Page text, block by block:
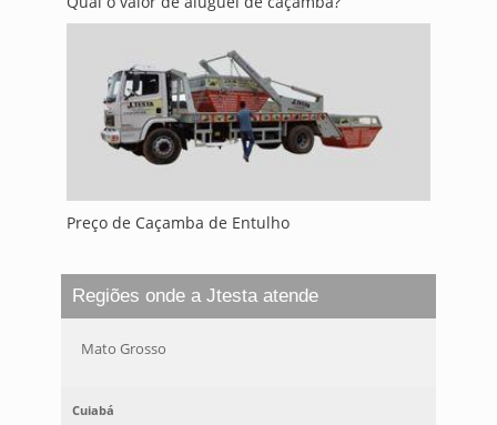
Preço de Caçamba de Entulho
Regiões onde a Jtesta atende
Mato Grosso
Cuiabá